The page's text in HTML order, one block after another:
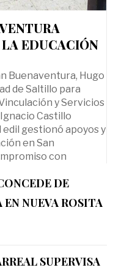
LA EDUCACIÓN
Buenaventura, Hugo
de Saltillo para
y Servicios
Castillo
gestionó apoyos y
en San
con
DE
EN NUEVA ROSITA
SUPERVISA